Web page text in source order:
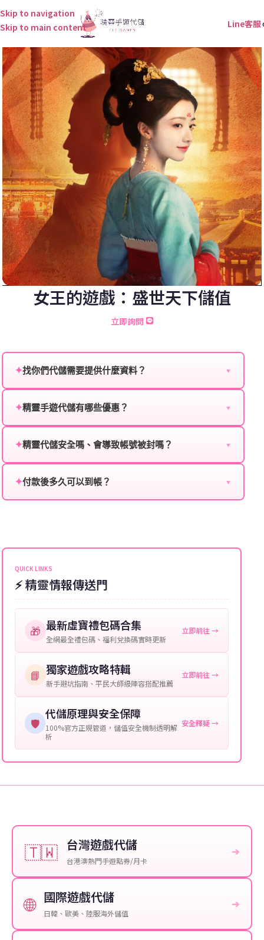
Skip to navigation
Skip to main content
Line客服
女王的遊戲：盛世天下儲值
立即詢問
✦找你們代儲需要提供什麼資料？ ▼
服：
角色名稱：您遊戲中的角色名稱。
等級：角色的當前等級。
提供這些信息能幫助我們更快地處理您的代儲需求，確
保您盡享遊戲樂趣！
✦精靈手遊代儲有哪些優惠？ ▼
贈送、大額儲值優惠及節日限定活動，儲值最低6折
✦精靈代儲安全嗎、會導致帳號被封嗎？ ▼
單，不使用外掛程式、非法點數或異常儲值管道。您獲
✦付款後多久可以到帳？ ▼
可直接聯絡客服查詢訂單進度。
QUICK LINKS
⚡ 精靈情報傳送門
🎁 最新虛寶禮包碼合集
全網最全禮包碼、福利兌換碼實時更新
立即前往 →
📘 獨家遊戲攻略特輯
新手避坑指南、平民大師級陣容搭配推薦
立即前往 →
🛡️
代儲原理與安全保障
100%官方正規管道，儲值安全機制透明解
析
安全釋疑 →
🇹🇼 台灣遊戲代儲
台港澳熱門手遊點券/月卡
➔
🌐 國際遊戲代儲
日韓、歐美、陸服海外儲值
➔